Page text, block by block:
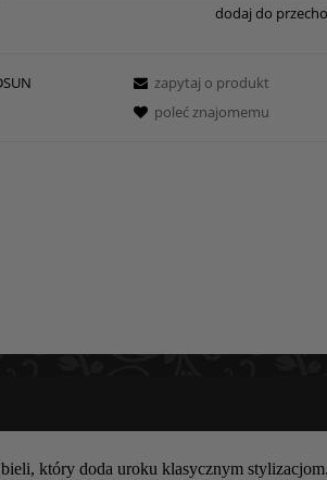
dodaj do
zapytaj o produkt
poleć znajomemu
który doda uroku klasycznym stylizacjom.